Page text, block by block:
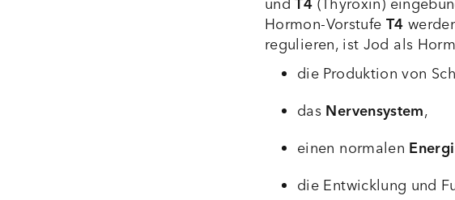
Hormon-VorstufeT4
regulieren, ist Jod als
die Produktion von
dasNervensystem,
einen normalen
die Entwicklung und